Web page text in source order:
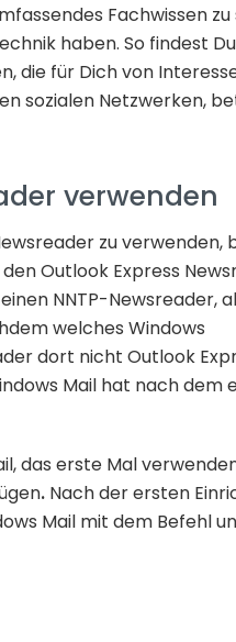
Fachwissen
haben. So findest
die für Dich von
sozialen Netzwerken,
verwenden
zu verwenden,
Outlook Express
NNTP-Newsreader,
welches Windows
dort nicht Outlook
Mail hat nach dem
das erste Mal
. Nach der ersten
Mail mit dem Befehl